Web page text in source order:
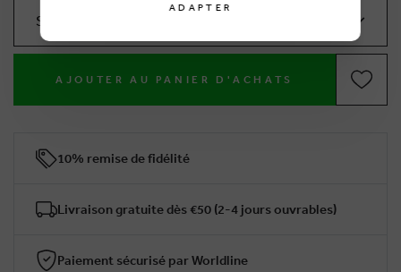
Sélectionnez votre taille
AJOUTER AU PANIER D'ACHATS
10% remise de fidélité
Livraison gratuite dès €50 (2-4 jours ouvrables)
Paiement sécurisé par Worldline
ADAPTER